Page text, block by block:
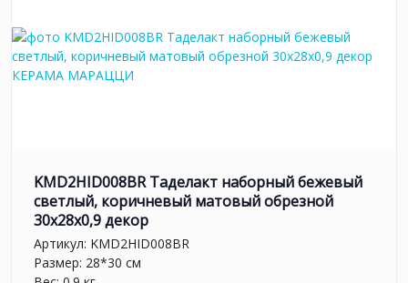
KMD2HID008BR Таделакт наборный бежевый
светлый, коричневый матовый обрезной
30x28x0,9 декор
Артикул: KMD2HID008BR
Размер: 28*30 см